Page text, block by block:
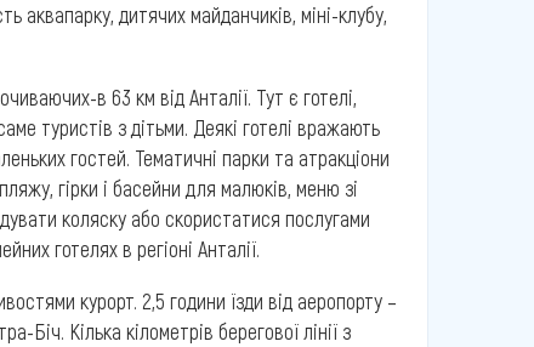
аквапарку, дитячих майданчиків, міні-клубу,
в 63 км від Анталії. Тут є готелі,
туристів з дітьми. Деякі готелі вражають
гостей. Тематичні парки та атракціони
гірки і басейни для малюків, меню зі
коляску або скористатися послугами
готелях в регіоні Анталії.
курорт. 2,5 години їзди від аеропорту –
Кілька кілометрів берегової лінії з